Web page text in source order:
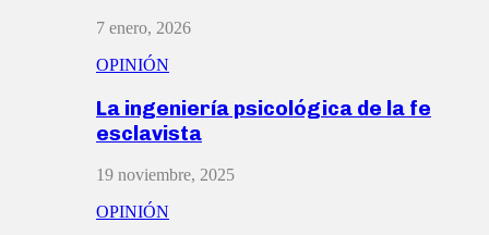
7 enero, 2026
OPINIÓN
La ingeniería psicológica de la fe
esclavista
19 noviembre, 2025
OPINIÓN